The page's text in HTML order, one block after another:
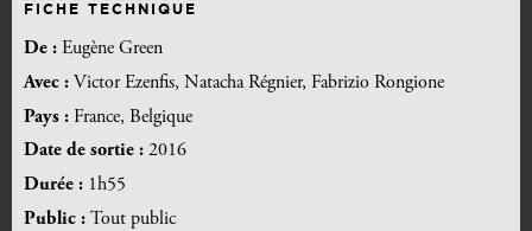
FICHE TECHNIQUE
De : Eugène Green
Avec : Victor Ezenfis, Natacha Régnier, Fabrizio Rongione
Pays : France, Belgique
Date de sortie : 2016
Durée : 1h55
Public : Tout public